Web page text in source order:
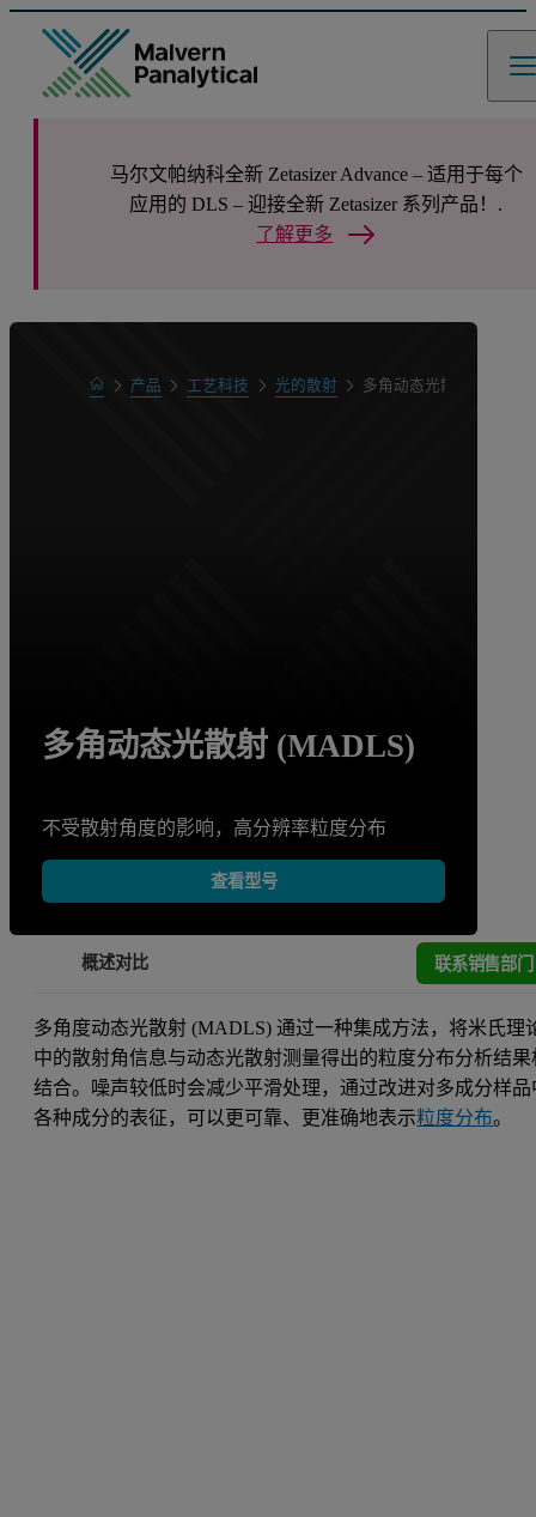
马尔文帕纳科全新 Zetasizer Advance – 适用于每个
应用的 DLS – 迎接全新 Zetasizer 系列产品！.
了解更多
Home产品 工艺科技 光的散射 多角动态光散射
多角动态光散射 (MADLS)
不受散射角度的影响，高分辨率粒度分布
查看型号
概述对比 联系销售部门
多角度动态光散射 (MADLS) 通过一种集成方法，将米氏理
中的散射角信息与动态光散射测量得出的粒度分布分析结果
结合。噪声较低时会减少平滑处理，通过改进对多成分样品
各种成分的表征，可以更可靠、更准确地表示粒度分布。